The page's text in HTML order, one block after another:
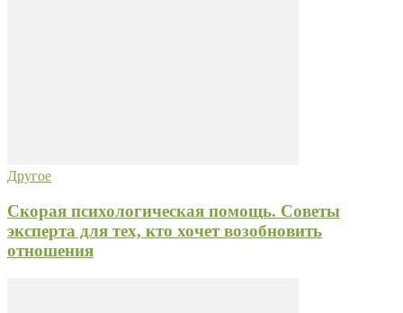
Другое
Скорая психологическая помощь. Советы
эксперта для тех, кто хочет возобновить
отношения